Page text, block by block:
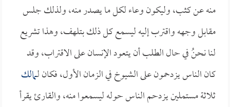
منه عن كثب، وليكون وعاء لكل ما يصدر منه، ولذلك جلس
مقابل وجهه واقترب إليه ليسمع كل ذلك بتلهف، وهذا تشريع
لنا نحنُ في حال الطلب أن يتعود الإنسان على الاقتراب، وقد
كان الناس يزدحمون على الشيوخ في الزمان الأول، فكان لـمالك
ثلاثة مستملين يزدحم الناس حوله ليسمعوا منه، والقارئ يقرأ